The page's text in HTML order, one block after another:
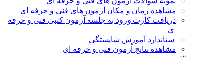
مشاهده زمان و مکان آزمون های فنی و حرفه ای
دریافت کارت ورود به جلسه آزمون کتبی فنی و حرفه
ای
استاندارد آموزش شایستگی
مشاهده نتایج آزمون فنی و حرفه ای